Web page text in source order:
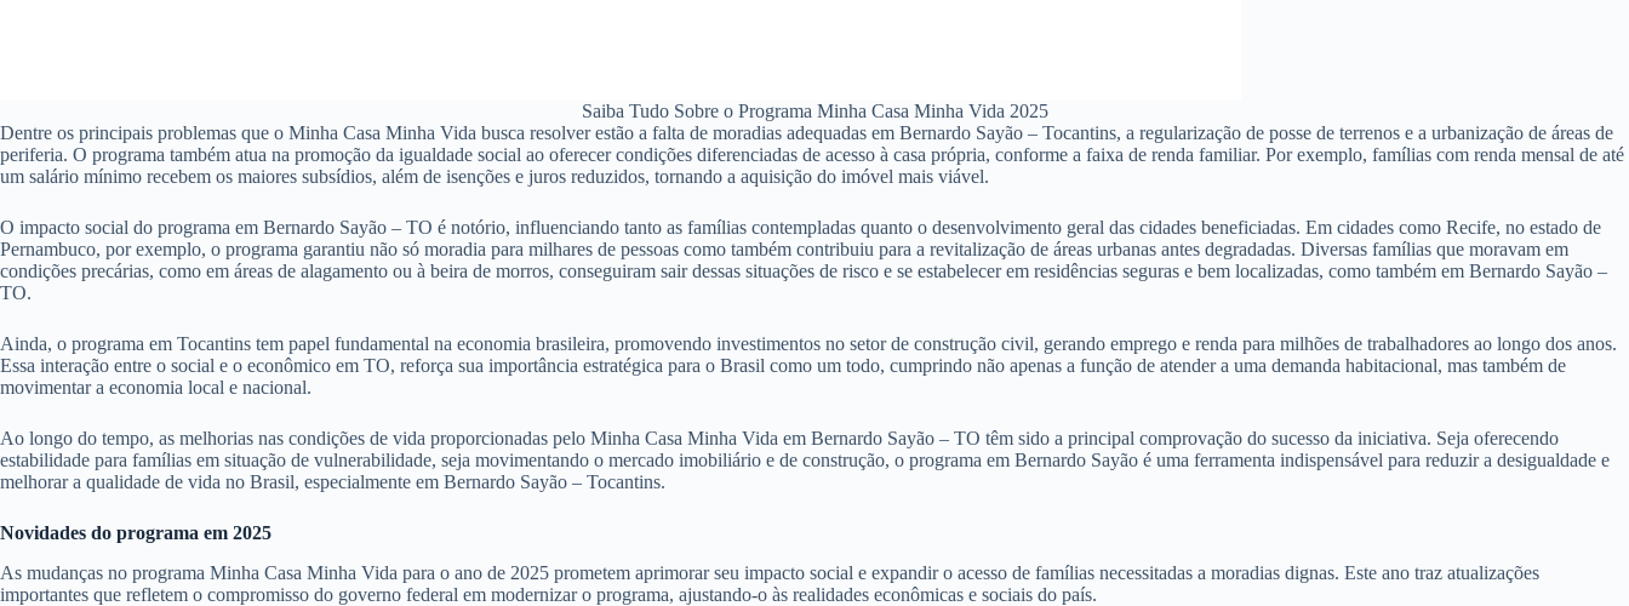
Saiba Tudo Sobre o Programa Minha Casa Minha Vida 2025
Dentre os principais problemas que o Minha Casa Minha Vida busca resolver estão a falta de moradias adequadas em Bernardo Sayão – Tocantins, a regularização de posse de terrenos e a urbanização de áreas de
periferia. O programa também atua na promoção da igualdade social ao oferecer condições diferenciadas de acesso à casa própria, conforme a faixa de renda familiar. Por exemplo, famílias com renda mensal de até
um salário mínimo recebem os maiores subsídios, além de isenções e juros reduzidos, tornando a aquisição do imóvel mais viável.
O impacto social do programa em Bernardo Sayão – TO é notório, influenciando tanto as famílias contempladas quanto o desenvolvimento geral das cidades beneficiadas. Em cidades como Recife, no estado de
Pernambuco, por exemplo, o programa garantiu não só moradia para milhares de pessoas como também contribuiu para a revitalização de áreas urbanas antes degradadas. Diversas famílias que moravam em
condições precárias, como em áreas de alagamento ou à beira de morros, conseguiram sair dessas situações de risco e se estabelecer em residências seguras e bem localizadas, como também em Bernardo Sayão –
TO.
Ainda, o programa em Tocantins tem papel fundamental na economia brasileira, promovendo investimentos no setor de construção civil, gerando emprego e renda para milhões de trabalhadores ao longo dos anos.
Essa interação entre o social e o econômico em TO, reforça sua importância estratégica para o Brasil como um todo, cumprindo não apenas a função de atender a uma demanda habitacional, mas também de
movimentar a economia local e nacional.
Ao longo do tempo, as melhorias nas condições de vida proporcionadas pelo Minha Casa Minha Vida em Bernardo Sayão – TO têm sido a principal comprovação do sucesso da iniciativa. Seja oferecendo
estabilidade para famílias em situação de vulnerabilidade, seja movimentando o mercado imobiliário e de construção, o programa em Bernardo Sayão é uma ferramenta indispensável para reduzir a desigualdade e
melhorar a qualidade de vida no Brasil, especialmente em Bernardo Sayão – Tocantins.
Novidades do programa em 2025
As mudanças no programa Minha Casa Minha Vida para o ano de 2025 prometem aprimorar seu impacto social e expandir o acesso de famílias necessitadas a moradias dignas. Este ano traz atualizações
importantes que refletem o compromisso do governo federal em modernizar o programa, ajustando-o às realidades econômicas e sociais do país.